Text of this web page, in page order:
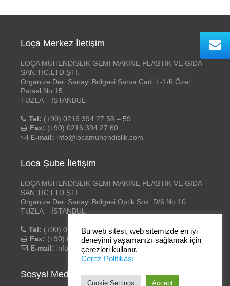
Loça Merkez İletişim
LOÇA MÜHENDİSLİK GEMİ MAKİNE PLASTİK VE GIDA
SAN.TİC.LTD.ŞTİ.
Organize Deri Sanayi Bölgesi Sama Cad. L-1/6 Özel
Parsel No:15
TUZLA – İSTANBUL
Tel: (+90) 0216 394 27 58 – 59
Fax: (+90) 0216 394 27 60
E-mail: info@locamuhendislik.com
Loca Şube İletişim
LOÇA MÜHENDİSLİK GEMİ MAKİNE PLASTİK VE GIDA
SAN.TİC.LTD.ŞTİ.
Organize Deri Sanayi Bölgesi Optik Sok. D/6 No:10
TUZLA – İSTANBUL
Tel: (+90) 0216 394 27 58 – 59
Fax: (+90) 0216 394 27 60
E-mail: info@locamuhendislik.com
Sosyal Medya
Bu web sitesi, web sitemizde en iyi
deneyimi yaşamanızı sağlamak için
çerezleri kullanır.
Çerez Politikası
Cookie Settings Accept